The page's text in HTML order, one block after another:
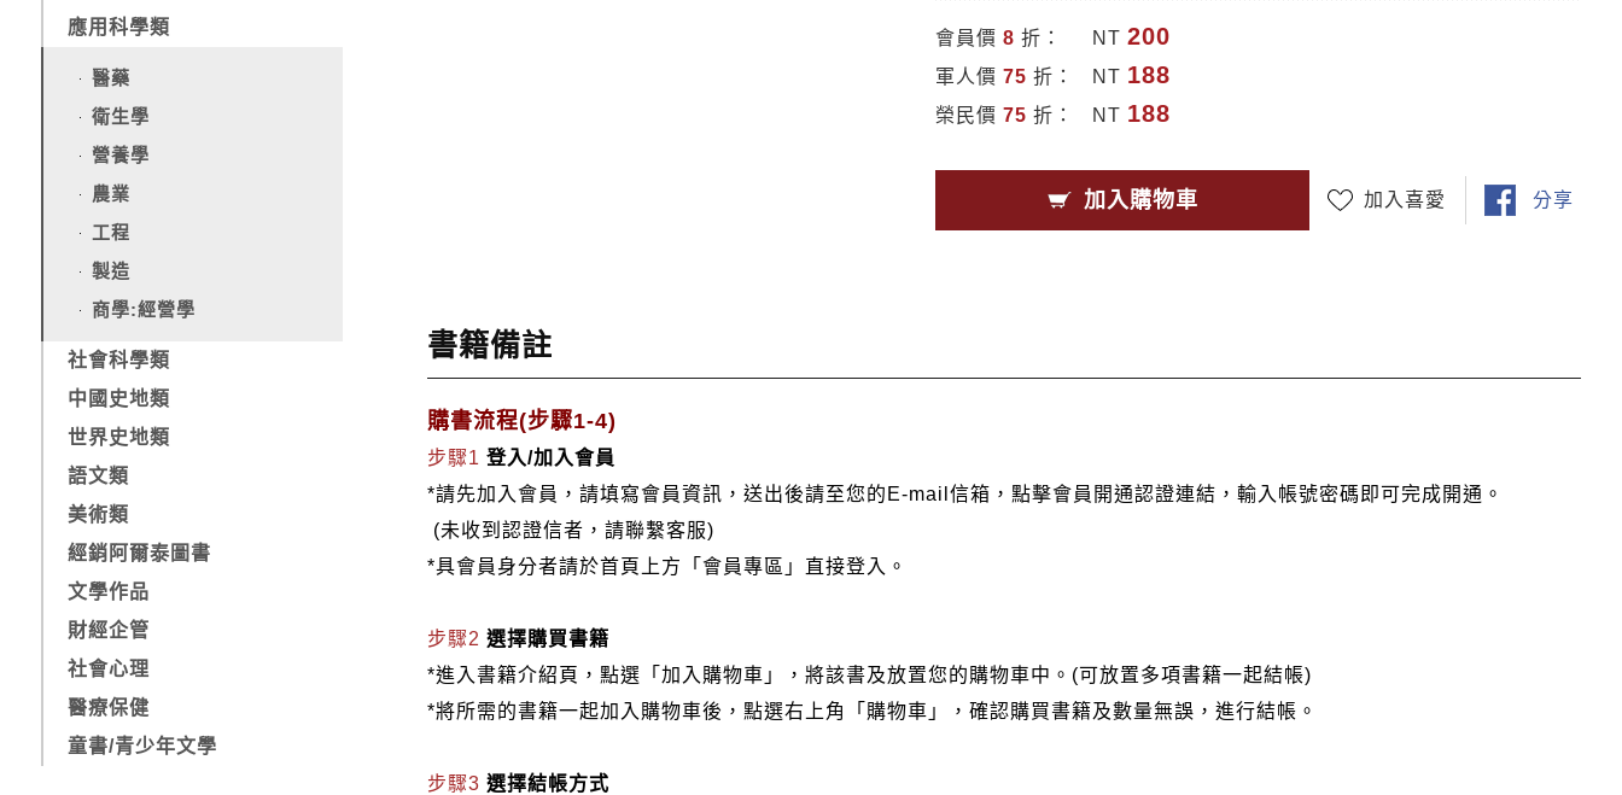
應用科學類
醫藥
衛生學
營養學
農業
工程
製造
商學:經營學
社會科學類
中國史地類
世界史地類
語文類
美術類
經銷阿爾泰圖書
文學作品
財經企管
社會心理
醫療保健
童書/青少年文學
會員價8 折： NT200
軍人價75 折： NT 188
榮民價75 折： NT 188
加入購物車 加入喜愛 分享
書籍備註
購書流程(步驟1-4)
步驟1 登入/加入會員
*請先加入會員，請填寫會員資訊，送出後請至您的E-mail信箱，點擊會員開通認證連結，輸入帳號密碼即可完成開通。
(未收到認證信者，請聯繫客服)
*具會員身分者請於首頁上方「會員專區」直接登入。
步驟2 選擇購買書籍
*進入書籍介紹頁，點選「加入購物車」，將該書及放置您的購物車中。(可放置多項書籍一起結帳)
*將所需的書籍一起加入購物車後，點選右上角「購物車」，確認購買書籍及數量無誤，進行結帳。
步驟3 選擇結帳方式